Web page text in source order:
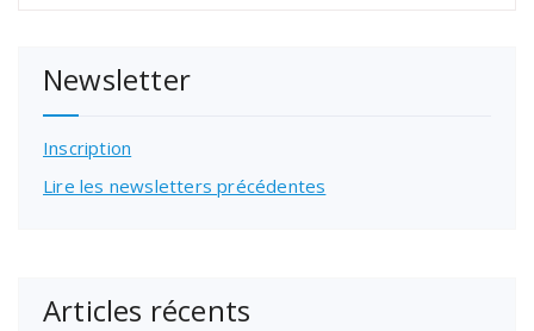
Newsletter
Inscription
Lire les newsletters précédentes
Articles récents